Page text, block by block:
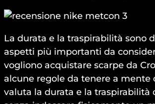
La durata e la traspirabilità sono
aspetti più importanti da
vogliono acquistare scarpe da
alcune regole da tenere a mente
valuta la durata e la traspirabilità